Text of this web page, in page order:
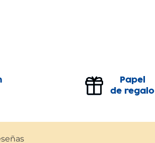
Papel
de regalo